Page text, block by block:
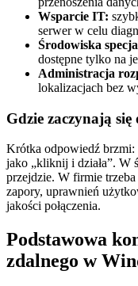
Wsparcie IT:
serwer w celu
Środowiska
dostępne tylko na
Administracja
lokalizacjach bez
Gdzie zaczynają się
Krótka odpowiedź brzmi:
jako „kliknij i działa”. W
przejdzie. W firmie
zapory, uprawnień
jakości połączenia.
Podstawowa
zdalnego w